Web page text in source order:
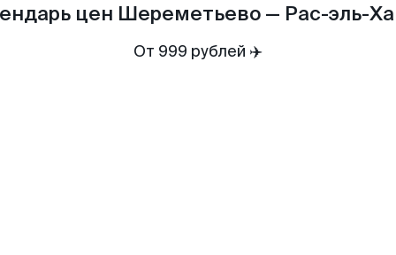
цен Шереметьево — Рас-эль-
От 999 рублей ✈️